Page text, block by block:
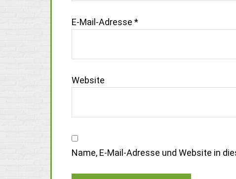
E-Mail-Adresse *
Website
Name, E-Mail-Adresse und Website in